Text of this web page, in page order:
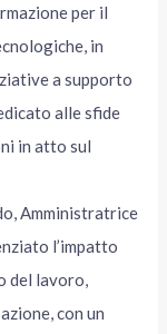
per il
in
a supporto
alle sfide
in atto sul
Amministratrice
l’impatto
del lavoro,
con un